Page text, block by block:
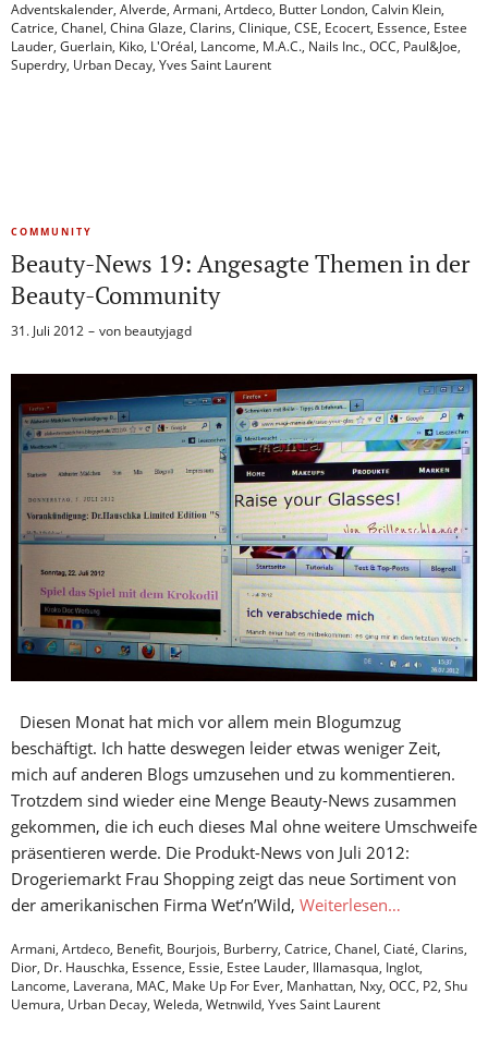
Adventskalender, Alverde, Armani, Artdeco, Butter London, Calvin Klein,
Catrice, Chanel, China Glaze, Clarins, Clinique, CSE, Ecocert, Essence, Estee
Lauder, Guerlain, Kiko, L'Oréal, Lancome, M.A.C., Nails Inc., OCC, Paul&Joe,
Superdry, Urban Decay, Yves Saint Laurent
COMMUNITY
Beauty-News 19: Angesagte Themen in der
Beauty-Community
31. Juli 2012 von beautyjagd
Diesen Monat hat mich vor allem mein Blogumzug
beschäftigt. Ich hatte deswegen leider etwas weniger Zeit,
mich auf anderen Blogs umzusehen und zu kommentieren.
Trotzdem sind wieder eine Menge Beauty-News zusammen
gekommen, die ich euch dieses Mal ohne weitere Umschweife
präsentieren werde. Die Produkt-News von Juli 2012:
Drogeriemarkt Frau Shopping zeigt das neue Sortiment von
der amerikanischen Firma Wet’n’Wild, Weiterlesen…
Armani, Artdeco, Benefit, Bourjois, Burberry, Catrice, Chanel, Ciaté, Clarins,
Dior, Dr. Hauschka, Essence, Essie, Estee Lauder, Illamasqua, Inglot,
Lancome, Laverana, MAC, Make Up For Ever, Manhattan, Nxy, OCC, P2, Shu
Uemura, Urban Decay, Weleda, Wetnwild, Yves Saint Laurent